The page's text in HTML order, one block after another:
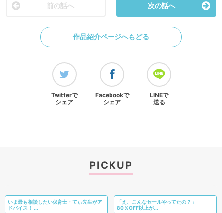
前の話へ 次の話へ
作品紹介ページへもどる
Twitterで
シェア
Facebookで
シェア
LINEで
送る
PICKUP
いま最も相談したい保育士・てぃ先生がア
ドバイス！ ...
「え、こんなセールやってたの？」
80％OFF以上が...